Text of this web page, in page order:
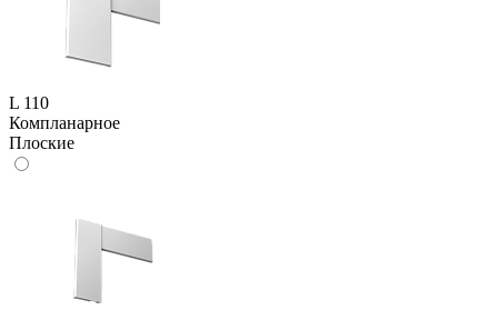
L 110
Компланарное
Плоские